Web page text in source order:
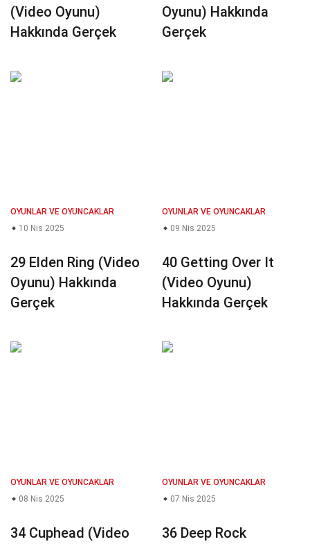
(Video Oyunu)
Hakkında Gerçek
Oyunu) Hakkında
Gerçek
OYUNLAR VE OYUNCAKLAR
10 Nis 2025
29 Elden Ring (Video
Oyunu) Hakkında
Gerçek
OYUNLAR VE OYUNCAKLAR
09 Nis 2025
40 Getting Over It
(Video Oyunu)
Hakkında Gerçek
OYUNLAR VE OYUNCAKLAR
08 Nis 2025
34 Cuphead (Video
OYUNLAR VE OYUNCAKLAR
07 Nis 2025
36 Deep Rock